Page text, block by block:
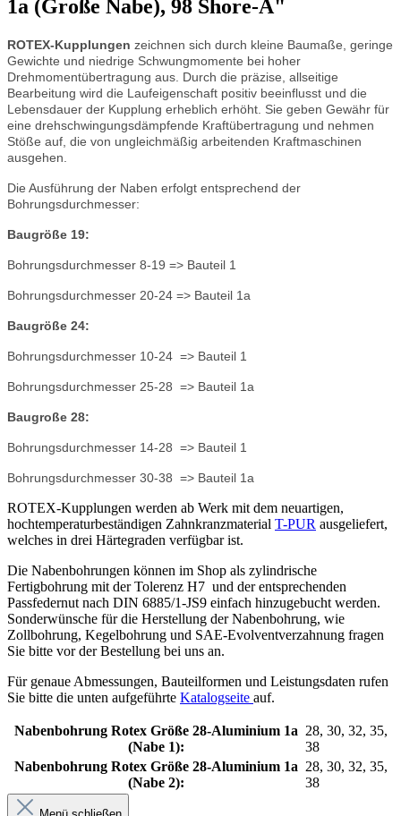
1a (Große Nabe), 98 Shore-A"
ROTEX-Kupplungen zeichnen sich durch kleine Baumaße, geringe
Gewichte und niedrige Schwungmomente bei hoher
Drehmomentübertragung aus. Durch die präzise, allseitige
Bearbeitung wird die Laufeigenschaft positiv beeinflusst und die
Lebensdauer der Kupplung erheblich erhöht. Sie geben Gewähr für
eine drehschwingungsdämpfende Kraftübertragung und nehmen
Stöße auf, die von ungleichmäßig arbeitenden Kraftmaschinen
ausgehen.
Die Ausführung der Naben erfolgt entsprechend der
Bohrungsdurchmesser:
Baugröße 19:
Bohrungsdurchmesser 8-19 => Bauteil 1
Bohrungsdurchmesser 20-24 => Bauteil 1a
Baugröße 24:
Bohrungsdurchmesser 10-24 => Bauteil 1
Bohrungsdurchmesser 25-28 => Bauteil 1a
Baugroße 28:
Bohrungsdurchmesser 14-28 => Bauteil 1
Bohrungsdurchmesser 30-38 => Bauteil 1a
ROTEX-Kupplungen werden ab Werk mit dem neuartigen,
hochtemperaturbeständigen Zahnkranzmaterial T-PUR ausgeliefert,
welches in drei Härtegraden verfügbar ist.
Die Nabenbohrungen können im Shop als zylindrische
Fertigbohrung mit der Tolerenz H7 und der entsprechenden
Passfedernut nach DIN 6885/1-JS9 einfach hinzugebucht werden.
Sonderwünsche für die Herstellung der Nabenbohrung, wie
Zollbohrung, Kegelbohrung und SAE-Evolventverzahnung fragen
Sie bitte vor der Bestellung bei uns an.
Für genaue Abmessungen, Bauteilformen und Leistungsdaten rufen
Sie bitte die unten aufgeführte Katalogseite auf.
Nabenbohrung Rotex Größe 28-Aluminium 1a
(Nabe 1):
28, 30, 32, 35,
38
Nabenbohrung Rotex Größe 28-Aluminium 1a
(Nabe 2):
28, 30, 32, 35,
38